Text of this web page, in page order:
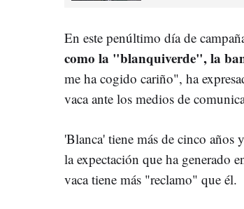
En este penúltimo día de
como la "blanquiverde", la
me ha cogido cariño", ha
vaca ante los medios de
'Blanca' tiene más de cinco
la expectación que ha generado
vaca tiene más "reclamo" que él.